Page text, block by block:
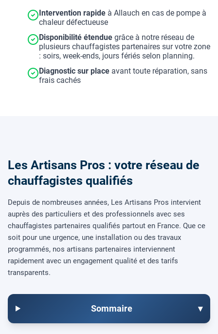
Intervention rapide à Allauch en cas de pompe à
chaleur défectueuse
Disponibilité étendue grâce à notre réseau de
plusieurs chauffagistes partenaires sur votre zone
: soirs, week-ends, jours fériés selon planning.
Diagnostic sur place avant toute réparation, sans
frais cachés
Les Artisans Pros : votre réseau de
chauffagistes qualifiés
Depuis de nombreuses années, Les Artisans Pros intervient
auprès des particuliers et des professionnels avec ses
chauffagistes partenaires qualifiés partout en France. Que ce
soit pour une urgence, une installation ou des travaux
programmés, nos artisans partenaires interviennent
rapidement avec un engagement qualité et des tarifs
transparents.
Sommaire ▾